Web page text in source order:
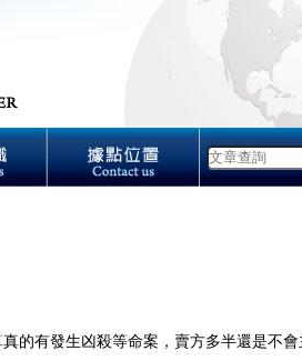
有發生凶殺等命案，賣方多半還是不會